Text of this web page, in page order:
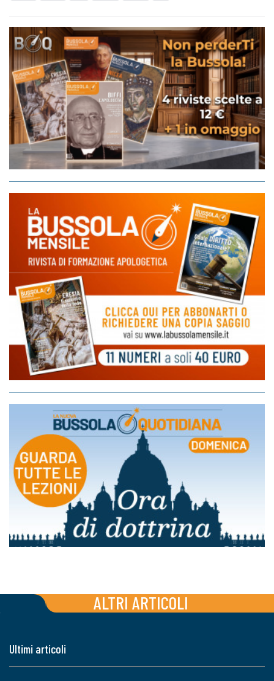
ALTRI ARTICOLI
Ultimi articoli